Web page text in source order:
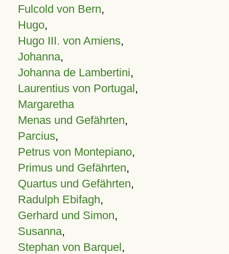
Fulcold von Bern,
Hugo,
Hugo III. von Amiens,
Johanna,
Johanna de Lambertini,
Laurentius von Portugal,
Margaretha
Menas und Gefährten,
Parcius,
Petrus von Montepiano,
Primus und Gefährten,
Quartus und Gefährten,
Radulph Ebifagh,
Gerhard und Simon,
Susanna,
Stephan von Barquel,